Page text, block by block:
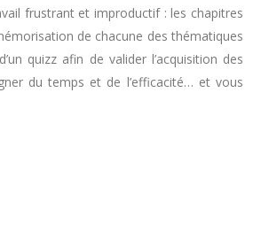
frustrant et improductif : les chapitres
de chacune des thématiques
quizz afin de valider l’acquisition des
du temps et de l’efficacité… et vous